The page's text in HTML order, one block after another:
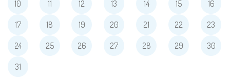
10 11 12 13 14 15 16
17 18 19 20 21 22 23
24 25 26 27 28 29 30
31